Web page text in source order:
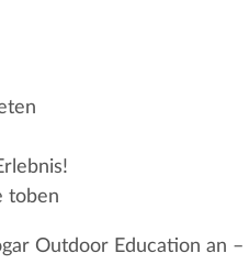
toben
Outdoor Education an –